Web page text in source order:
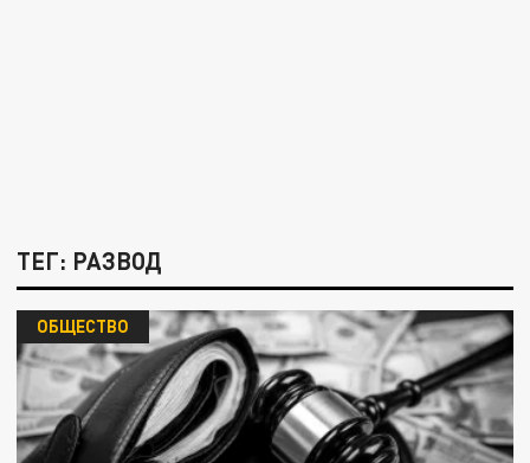
ТЕГ: РАЗВОД
ОБЩЕСТВО